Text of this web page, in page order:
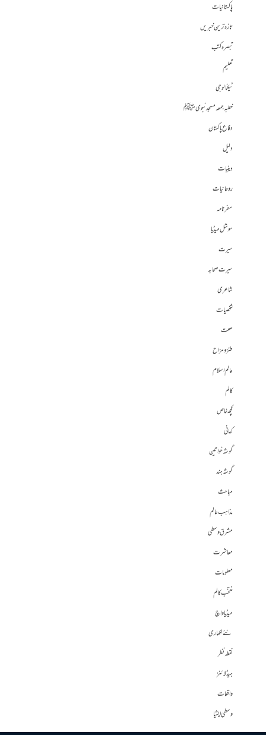
پاکستانیات
تازہ ترین خبریں
تبصرہ کتب
تعلیم
ٹیکنالوجی
خطبہ جمعہ مسجد نبوی ﷺ
دفاع پاکستان
دلیل
دینیات
روحانیات
سفرنامہ
سوشل میڈیا
سیرت
سیرت صحابہ
شاعری
شخصیات
صحت
طنز و مزاح
عالم اسلام
کالم
کچھ خاص
کہانی
گوشہ خواتین
گوشہ ہند
مباحث
مذاہب عالم
مشرق وسطی
معاشرت
معلومات
منتخب کالم
میڈیا واچ
نئے لکھاری
نقطہ نظر
ہیڈلائنز
واقعات
وسطی ایشیا